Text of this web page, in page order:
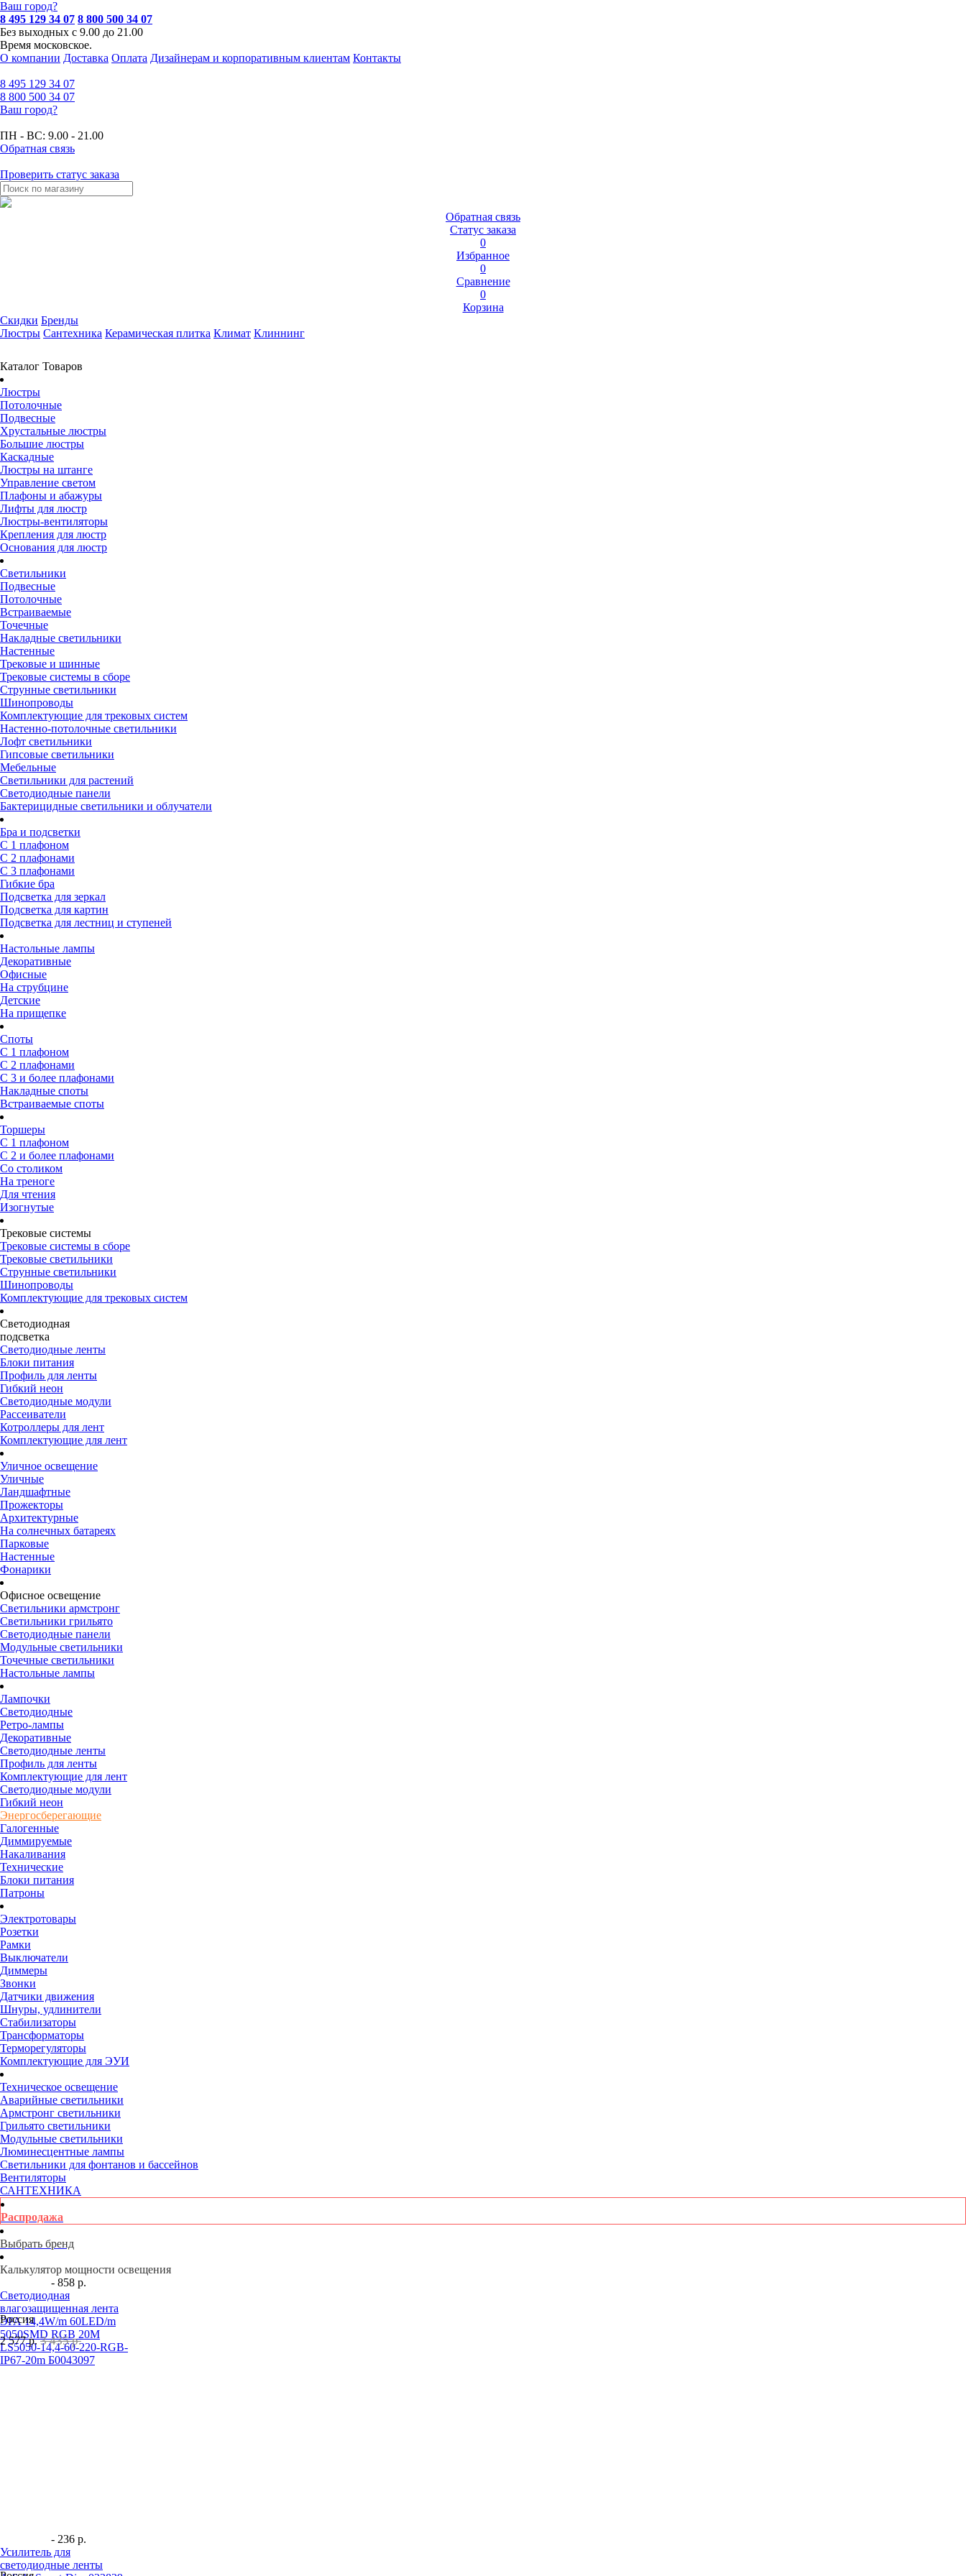
Ваш город?
8 495 129 34 07 8 800 500 34 07
Без выходных с 9.00 до 21.00
Время московское.
О компании Доставка Оплата Дизайнерам и корпоративным клиентам Контакты
8 495 129 34 07
8 800 500 34 07
Ваш город?
ПН - ВС: 9.00 - 21.00
Обратная связь
Проверить статус заказа
Обратная связь
Статус заказа
0
Избранное
0
Сравнение
0
Корзина
Скидки Бренды
Люстры Сантехника Керамическая плитка Климат Клиннинг
Каталог Товаров
Люстры
Потолочные
Подвесные
Хрустальные люстры
Большие люстры
Каскадные
Люстры на штанге
Управление светом
Плафоны и абажуры
Лифты для люстр
Люстры-вентиляторы
Крепления для люстр
Основания для люстр
Светильники
Подвесные
Потолочные
Встраиваемые
Точечные
Накладные светильники
Настенные
Трековые и шинные
Трековые системы в сборе
Струнные светильники
Шинопроводы
Комплектующие для трековых систем
Настенно-потолочные светильники
Лофт светильники
Гипсовые светильники
Мебельные
Светильники для растений
Светодиодные панели
Бактерицидные светильники и облучатели
Бра и подсветки
С 1 плафоном
С 2 плафонами
С 3 плафонами
Гибкие бра
Подсветка для зеркал
Подсветка для картин
Подсветка для лестниц и ступеней
Настольные лампы
Декоративные
Офисные
На струбцине
Детские
На прищепке
Споты
С 1 плафоном
С 2 плафонами
С 3 и более плафонами
Накладные споты
Встраиваемые споты
Торшеры
С 1 плафоном
С 2 и более плафонами
Со столиком
На треноге
Для чтения
Изогнутые
Трековые системы
Трековые системы в сборе
Трековые светильники
Струнные светильники
Шинопроводы
Комплектующие для трековых систем
Светодиодная
подсветка
Светодиодные ленты
Блоки питания
Профиль для ленты
Гибкий неон
Светодиодные модули
Рассеиватели
Котроллеры для лент
Комплектующие для лент
Уличное освещение
Уличные
Ландшафтные
Прожекторы
Архитектурные
На солнечных батареях
Парковые
Настенные
Фонарики
Офисное освещение
Светильники армстронг
Светильники грильято
Светодиодные панели
Модульные светильники
Точечные светильники
Настольные лампы
Лампочки
Светодиодные
Ретро-лампы
Декоративные
Светодиодные ленты
Профиль для ленты
Комплектующие для лент
Светодиодные модули
Гибкий неон
Энергосберегающие
Галогенные
Диммируемые
Накаливания
Технические
Блоки питания
Патроны
Электротовары
Розетки
Рамки
Выключатели
Диммеры
Звонки
Датчики движения
Шнуры, удлинители
Стабилизаторы
Трансформаторы
Терморегуляторы
Комплектующие для ЭУИ
Техническое освещение
Аварийные светильники
Армстронг светильники
Грильято светильники
Модульные светильники
Люминесцентные лампы
Светильники для фонтанов и бассейнов
Вентиляторы
САНТЕХНИКА
Распродажа
Выбрать бренд
Калькулятор мощности освещения
- 858 р.
Светодиодная
влагозащищенная лента
ЭРА 14,4W/m 60LED/m
5050SMD RGB 20M
LS5050-14,4-60-220-RGB-
IP67-20m Б0043097
Россия
2 577 р. 3 435 р.
- 236 р.
Усилитель для
светодиодные ленты